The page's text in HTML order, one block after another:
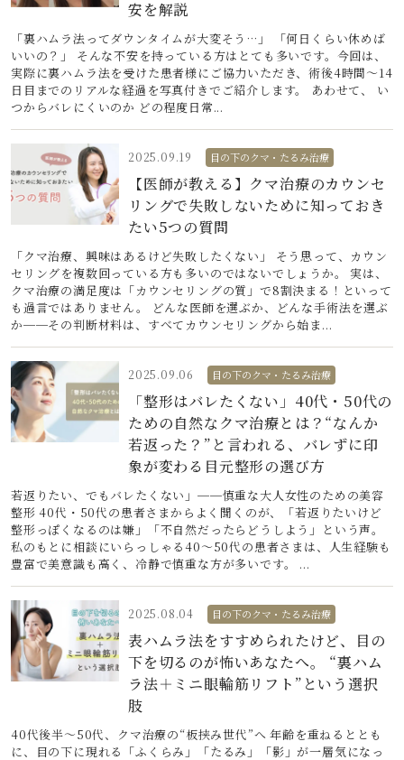
安を解説
「裏ハムラ法ってダウンタイムが大変そう…」 「何日くらい休めば
いいの？」 そんな不安を持っている方はとても多いです。今回は、
実際に裏ハムラ法を受けた患者様にご協力いただき、術後4時間〜14
日目までのリアルな経過を写真付きでご紹介します。 あわせて、 い
つからバレにくいのか どの程度日常...
2025.09.19 目の下のクマ・たるみ治療
【医師が教える】クマ治療のカウンセ
リングで失敗しないために知っておき
たい5つの質問
「クマ治療、興味はあるけど失敗したくない」 そう思って、カウン
セリングを複数回っている方も多いのではないでしょうか。 実は、
クマ治療の満足度は「カウンセリングの質」で8割決まる！といって
も過言ではありません。 どんな医師を選ぶか、どんな手術法を選ぶ
か──その判断材料は、すべてカウンセリングから始ま...
2025.09.06 目の下のクマ・たるみ治療
「整形はバレたくない」40代・50代の
ための自然なクマ治療とは？“なんか
若返った？”と言われる、バレずに印
象が変わる目元整形の選び方
若返りたい、でもバレたくない」──慎重な大人女性のための美容
整形 40代・50代の患者さまからよく聞くのが、「若返りたいけど
整形っぽくなるのは嫌」「不自然だったらどうしよう」という声。
私のもとに相談にいらっしゃる40〜50代の患者さまは、人生経験も
豊富で美意識も高く、冷静で慎重な方が多いです。 ...
2025.08.04 目の下のクマ・たるみ治療
表ハムラ法をすすめられたけど、目の
下を切るのが怖いあなたへ。 “裏ハム
ラ法＋ミニ眼輪筋リフト”という選択
肢
40代後半〜50代、クマ治療の“板挟み世代”へ 年齢を重ねるととも
に、目の下に現れる「ふくらみ」「たるみ」「影」が一層気になっ